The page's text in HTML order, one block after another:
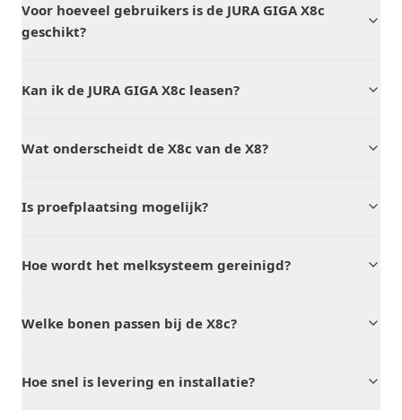
Voor hoeveel gebruikers is de JURA GIGA X8c
geschikt?
Kan ik de JURA GIGA X8c leasen?
Wat onderscheidt de X8c van de X8?
Is proefplaatsing mogelijk?
Hoe wordt het melksysteem gereinigd?
Welke bonen passen bij de X8c?
Hoe snel is levering en installatie?